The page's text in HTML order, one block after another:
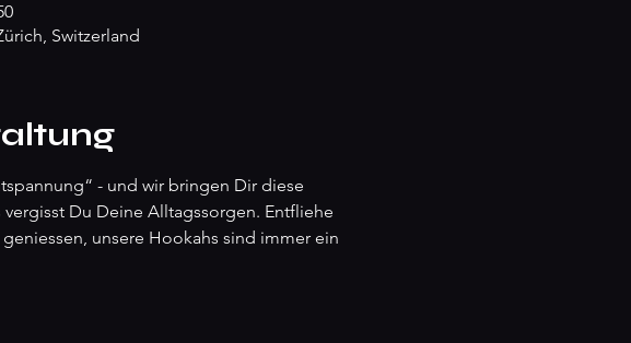
Switzerland
- und wir bringen Dir diese
Du Deine Alltagssorgen. Entfliehe
unsere Hookahs sind immer ein